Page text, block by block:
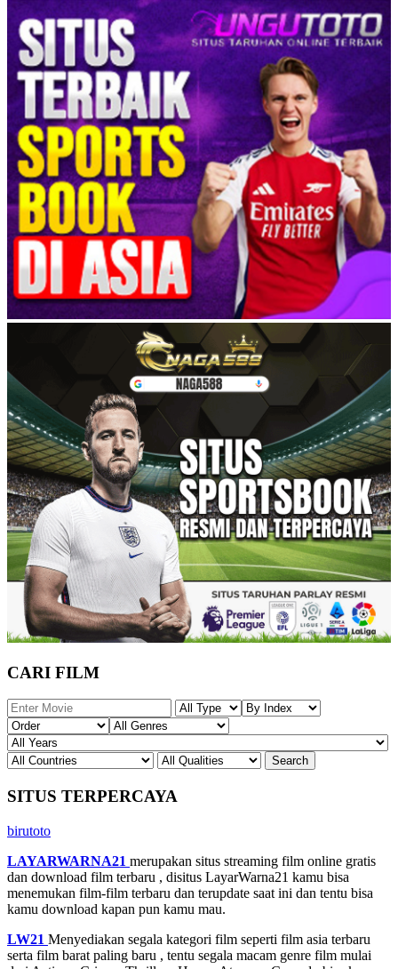
CARI FILM
SITUS TERPERCAYA
birutoto
LAYARWARNA21 merupakan situs streaming film online gratis
dan download film terbaru , disitus LayarWarna21 kamu bisa
menemukan film-film terbaru dan terupdate saat ini dan tentu bisa
kamu download kapan pun kamu mau.
LW21 Menyediakan segala kategori film seperti film asia terbaru
serta film barat paling baru , tentu segala macam genre film mulai